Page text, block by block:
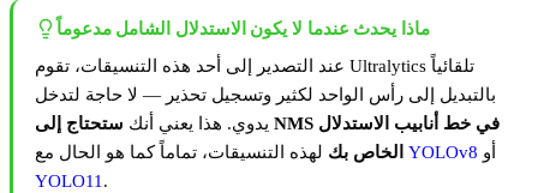
ماذا يحدث عندما لا يكون الاستدلال الشامل مدعوماً
عند التصدير إلى أحد هذه التنسيقات، تقوم Ultralytics تلقائياً
بالتبديل إلى رأس الواحد لكثير وتسجيل تحذير — لا حاجة لتدخل
يدوي. هذا يعني أنك ستحتاج إلى NMS في خط أنابيب الاستدلال
الخاص بك YOLOv8 أو
YOLO11 .